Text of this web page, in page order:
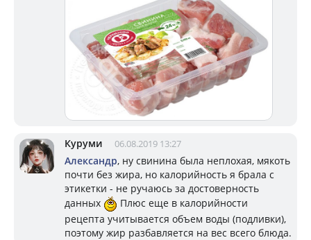
Куруми 06.08.2019 13:27
Александр, ну свинина была неплохая, мякоть
почти без жира, но калорийность я брала с
этикетки - не ручаюсь за достоверность
данных
Плюс еще в калорийности
рецепта учитывается объем воды (подливки),
поэтому жир разбавляется на вес всего блюда.